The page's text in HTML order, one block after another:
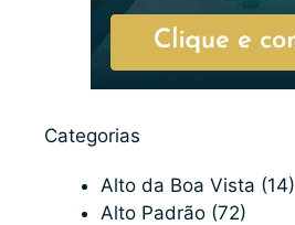
Categorias
Alto da Boa Vista (14)
Alto Padrão (72)